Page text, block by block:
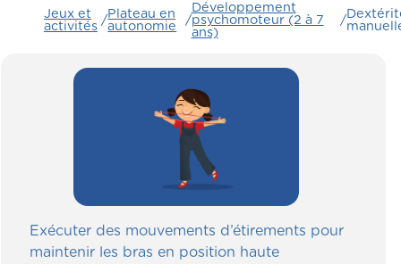
Jeux et
activités /Plateau en
autonomie
/
Développement
psychomoteur (2 à 7
ans)
/
Exécuter des mouvements d’étirements pour
maintenir les bras en position haute